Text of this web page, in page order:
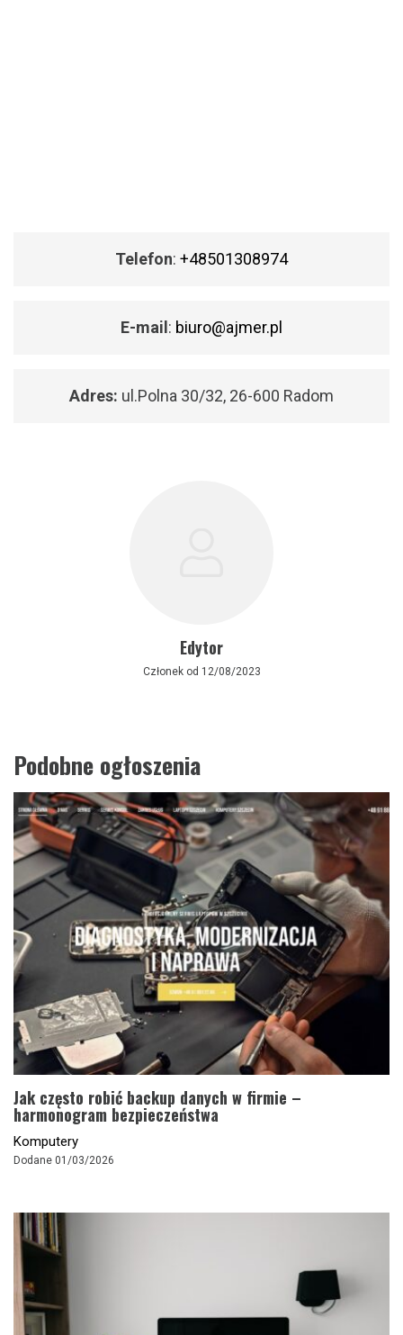
Telefon: +48501308974
E-mail : biuro@ajmer.pl
Adres: ul.Polna 30/32, 26-600 Radom
Edytor
Członek od 12/08/2023
Podobne ogłoszenia
Jak często robić backup danych w firmie –
harmonogram bezpieczeństwa
Komputery
Dodane 01/03/2026